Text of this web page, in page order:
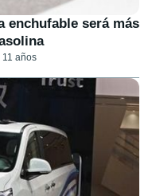
enchufable será más
11 años